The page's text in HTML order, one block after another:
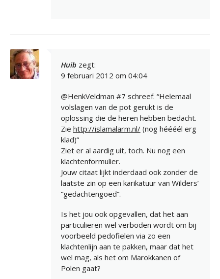
Huib zegt:
9 februari 2012 om 04:04
@HenkVeldman #7 schreef: “Helemaal
volslagen van de pot gerukt is de
oplossing die de heren hebben bedacht.
Zie http://islamalarm.nl/ (nog héééél erg
klad)”
Ziet er al aardig uit, toch. Nu nog een
klachtenformulier.
Jouw citaat lijkt inderdaad ook zonder de
laatste zin op een karikatuur van Wilders’
“gedachtengoed”.
Is het jou ook opgevallen, dat het aan
particulieren wel verboden wordt om bij
voorbeeld pedofielen via zo een
klachtenlijn aan te pakken, maar dat het
wel mag, als het om Marokkanen of
Polen gaat?